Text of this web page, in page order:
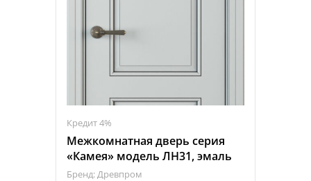
Кредит 4%
Межкомнатная дверь серия
«Камея» модель ЛН31, эмаль
Бренд: Древпром